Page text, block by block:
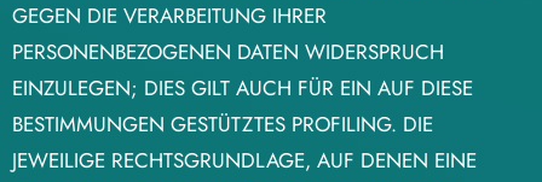
GEGEN DIE VERARBEITUNG IHRER
PERSONENBEZOGENEN DATEN WIDERSPRUCH
EINZULEGEN; DIES GILT AUCH FÜR EIN AUF DIESE
BESTIMMUNGEN GESTÜTZTES PROFILING. DIE
JEWEILIGE RECHTSGRUNDLAGE, AUF DENEN EINE